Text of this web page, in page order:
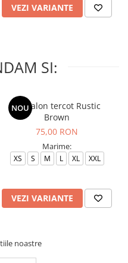
VEZI VARIANTE
SI:
NOU
Pantalon tercot Rustic
Brown
75,00 RON
Marime:
XS S M L XL XXL
VEZI VARIANTE
noastre